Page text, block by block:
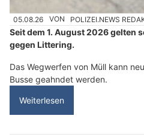
05.08.26 VON POLIZEI.NEWS
Seit dem 1. August 2026 gelten
gegen Littering.
Das Wegwerfen von Müll kann
Busse geahndet werden.
Weiterlesen